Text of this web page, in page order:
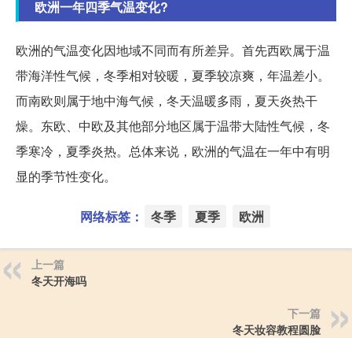
欧洲一年四季气温变化?
欧洲的气温变化因地域不同而有所差异。首先西欧属于温
带海洋性气候，冬季相对较暖，夏季较凉爽，年温差小。
而南欧则属于地中海气候，冬天温暖多雨，夏天炎热干
燥。东欧、中欧及其他部分地区属于温带大陆性气候，冬
季寒冷，夏季炎热。总体来说，欧洲的气温在一年中有明
显的季节性变化。
网络标签： 冬季 夏季 欧洲
上一篇
冬天开海吗
下一篇
冬天妆容教程圆脸